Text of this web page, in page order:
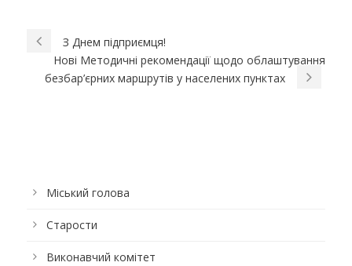
З Днем підприємця!
Нові Методичні рекомендації щодо облаштування
безбар’єрних маршрутів у населених пунктах
Міський голова
Старости
Виконавчий комітет